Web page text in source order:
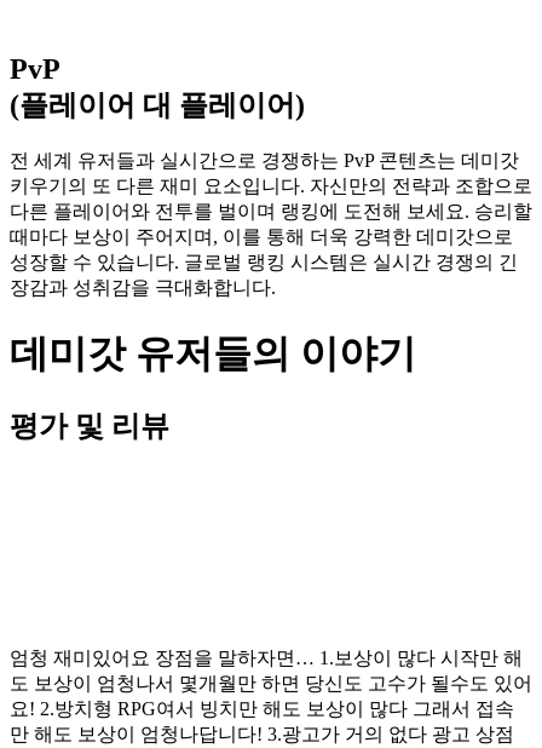
PvP
(플레이어 대 플레이어)​
전 세계 유저들과 실시간으로 경쟁하는 PvP 콘텐츠는 데미갓
키우기의 또 다른 재미 요소입니다. 자신만의 전략과 조합으로
다른 플레이어와 전투를 벌이며 랭킹에 도전해 보세요. 승리할
때마다 보상이 주어지며, 이를 통해 더욱 강력한 데미갓으로
성장할 수 있습니다. 글로벌 랭킹 시스템은 실시간 경쟁의 긴
장감과 성취감을 극대화합니다.
데미갓 유저들의 이야기
평가 및 리뷰
엄청 재미있어요 장점을 말하자면… 1.보상이 많다 시작만 해
도 보상이 엄청나서 몇개월만 하면 당신도 고수가 될수도 있어
요! 2.방치형 RPG여서 빙치만 해도 보상이 많다 그래서 접속
만 해도 보상이 엄청나답니다! 3.광고가 거의 없다 광고 상점